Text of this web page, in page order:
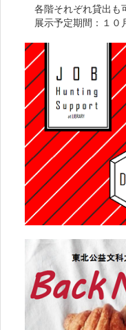
各階それぞれ貸出も
展示予定期間：１０